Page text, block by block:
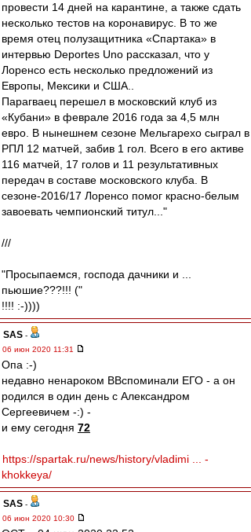
провести 14 дней на карантине, а также сдать
несколько тестов на коронавирус. В то же
время отец полузащитника «Спартака» в
интервью Deportes Uno рассказал, что у
Лоренсо есть несколько предложений из
Европы, Мексики и США..
Парагваец перешел в московский клуб из
«Кубани» в феврале 2016 года за 4,5 млн
евро. В нынешнем сезоне Мельгарехо сыграл в
РПЛ 12 матчей, забив 1 гол. Всего в его активе
116 матчей, 17 голов и 11 результативных
передач в составе московского клуба. В
сезоне-2016/17 Лоренсо помог красно-белым
завоевать чемпионский титул..."
///
"Просыпаемся, господа дачники и ...
пьюшие???!!! ("
!!!! :-))))
SAS -
06 июн 2020 11:31
Опа :-)
недавно ненароком ВВспоминали ЕГО - а он
родился в один день с Александром
Сергеевичем -:) -
и ему сегодня 72
https://spartak.ru/news/history/vladimi ... -
khokkeya/
SAS -
06 июн 2020 10:30